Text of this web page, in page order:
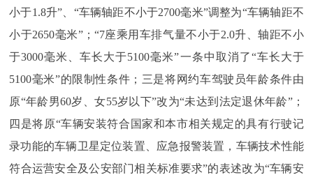
小于1.8升”、“车辆轴距不小于2700毫米”调整为“车辆轴距不
小于2650毫米”；“7座乘用车排气量不小于2.0升、轴距不小
于3000毫米、车长大于5100毫米”一条中取消了“车长大于
5100毫米”的限制性条件；三是将网约车驾驶员年龄条件由
原“年龄男60岁、女55岁以下”改为“未达到法定退休年龄”；
四是将原“车辆安装符合国家和本市相关规定的具有行驶记
录功能的车辆卫星定位装置、应急报警装置，车辆技术性能
符合运营安全及公安部门相关标准要求”的表述改为“车辆安